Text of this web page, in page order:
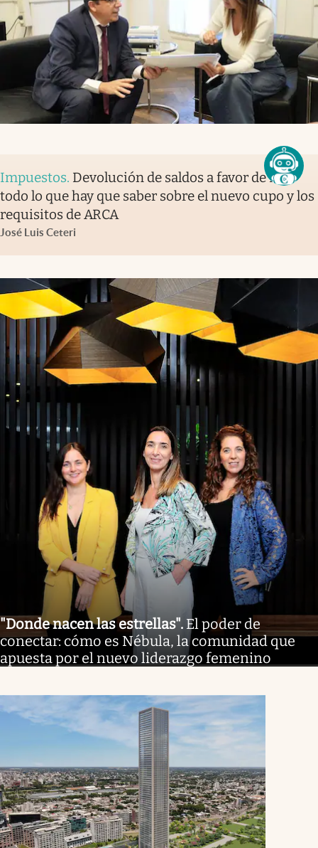
Impuestos. Devolución de saldos a favor de IVA:
todo lo que hay que saber sobre el nuevo cupo y los
requisitos de ARCA
José Luis Ceteri
"Donde nacen las estrellas". El poder de
conectar: cómo es Nébula, la comunidad que
apuesta por el nuevo liderazgo femenino